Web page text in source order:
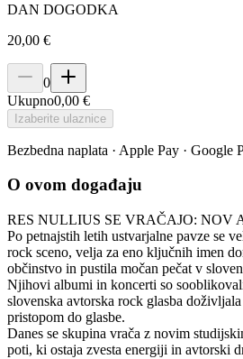
DAN DOGODKA
20,00 €
0
Ukupno0,00 €
Izaberite ulaznice
Bezbedna naplata · Apple Pay · Google
O ovom događaju
RES NULLIUS SE VRAČAJO: NOV
Po petnajstih letih ustvarjalne pavze se
rock sceno, velja za eno ključnih imen
občinstvo in pustila močan pečat v
Njihovi albumi in koncerti so
slovenska avtorska rock glasba
pristopom do glasbe.
Danes se skupina vrača z novim
poti, ki ostaja zvesta energiji in avtorski